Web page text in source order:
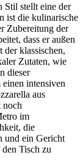
Stil stellt eine der
ist die kulinarische
Zubereitung der
dass er außen
klassischen,
Zutaten, wie
dieser
intensiven
aus
noch
im
die
und ein Gericht
Tisch zu